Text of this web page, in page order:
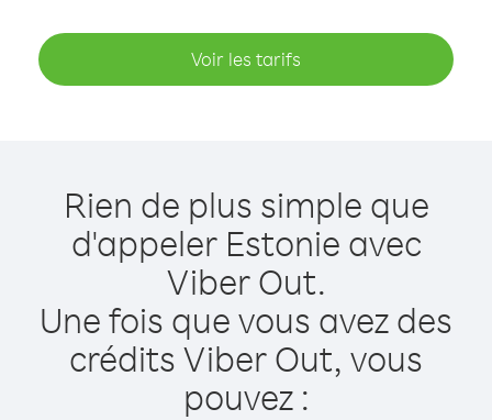
Voir les tarifs
Rien de plus simple que
d'appeler Estonie avec
Viber Out.
Une fois que vous avez des
crédits Viber Out, vous
pouvez :